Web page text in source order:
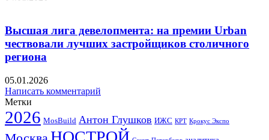
Высшая лига девелопмента: на премии Urban
чествовали лучших застройщиков столичного
региона
05.01.2026
Написать комментарий
Метки
2026 MosBuild Антон Глушков ИЖС КРТ Крокус Экспо